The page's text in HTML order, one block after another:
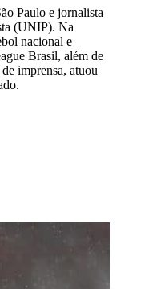
Paulo e jornalista
(UNIP). Na
nacional e
Brasil, além de
imprensa, atuou